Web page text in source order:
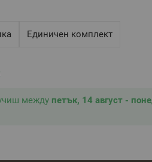
на изключителните качества на
см – 1 брой
– 1 брой
и е възможно разминаване в
Единичен комплект
между петък, 14 август -